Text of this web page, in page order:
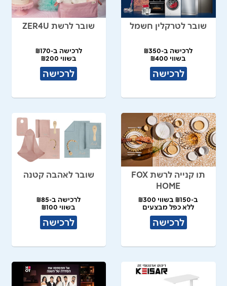
שובר לטרקלין חשמל
לרכישה ב-₪350
בשווי ₪400
לרכישה
שובר לרשת ZER4U
לרכישה ב-₪170
בשווי ₪200
לרכישה
תו קנייה לרשת FOX
HOME
ב-₪150 בשווי ₪300
ללא כפל מבצעים
לרכישה
שובר לאהבה קטנה
לרכישה ב-₪85
בשווי ₪100
לרכישה